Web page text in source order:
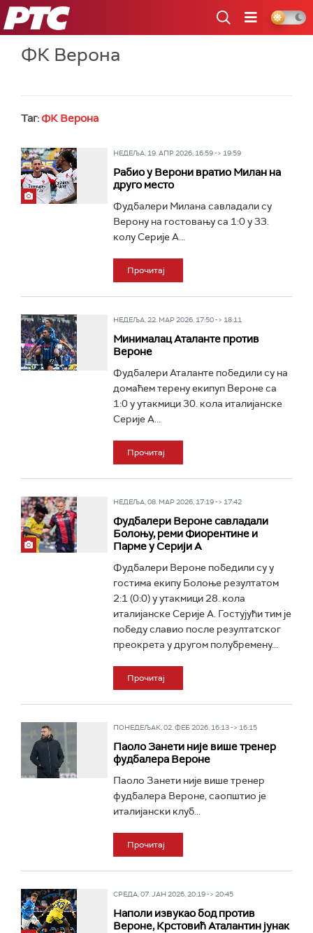
РТС
ФК Верона
Таг:ФК Верона
НЕДЕЉА, 19. АПР 2026, 16:59 -> 19:59
Рабио у Верони вратио Милан на
друго место
Фудбалери Милана савладали су
Верону на гостовању са 1:0 у 33.
колу Серије А...
Прочитај
НЕДЕЉА, 22. МАР 2026, 17:50 -> 18:11
Минималац Аталанте против
Вероне
Фудбалери Аталанте победили су на
домаћем терену екипуп Вероне са
1:0 у утакмици 30. кола италијанске
Серије А...
Прочитај
НЕДЕЉА, 08. МАР 2026, 17:19 -> 17:42
Фудбалери Вероне савладали
Болоњу, реми Фиорентине и
Парме у Серији А
Фудбалери Вероне победили су у
гостима екипу Болоње резултатом
2:1 (0:0) у утакмици 28. кола
италијанске Серије А. Гостујући тим је
победу славио после резултатског
преокрета у другом полубремену...
Прочитај
ПОНЕДЕЉАК, 02. ФЕБ 2026, 16:13 -> 16:15
Паоло Занети није више тренер
фудбалера Вероне
Паоло Занети није више тренер
фудбалера Вероне, саопштио је
италијански клуб...
Прочитај
СРЕДА, 07. ЈАН 2026, 20:19 -> 20:45
Наполи извукао бод против
Вероне, Крстовић Аталантин јунак